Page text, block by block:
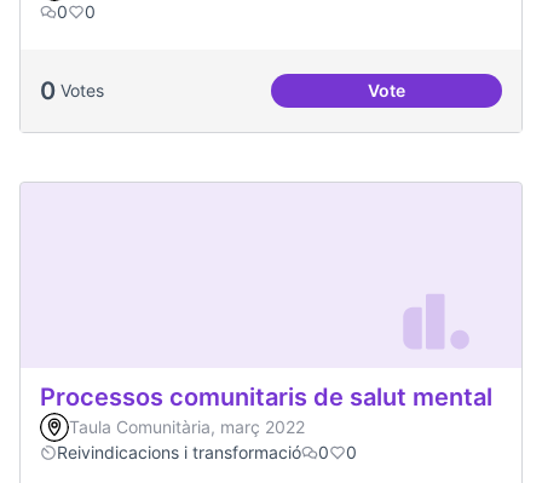
0
0
0 Votes VoteProjecte
Processos comunitaris de salut mental
Taula Comunitària, març 2022
Reivindicacions i transformació
0 0